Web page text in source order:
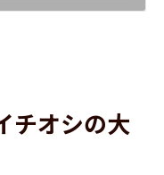
チオシの大